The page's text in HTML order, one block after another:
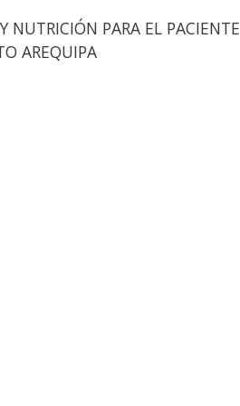
NUTRICIÓN PARA EL PACIENTE
AREQUIPA